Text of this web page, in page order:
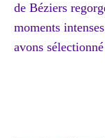
de Béziers
moments
avons